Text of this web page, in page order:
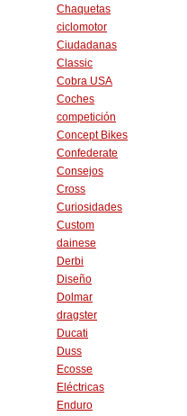
Chaquetas
ciclomotor
Ciudadanas
Classic
Cobra USA
Coches
competición
Concept Bikes
Confederate
Consejos
Cross
Curiosidades
Custom
dainese
Derbi
Diseño
Dolmar
dragster
Ducati
Duss
Ecosse
Eléctricas
Enduro